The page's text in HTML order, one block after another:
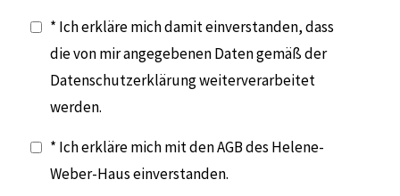
* Ich erkläre mich damit einverstanden, dass
die von mir angegebenen Daten gemäß der
Datenschutzerklärung weiterverarbeitet
werden.
* Ich erkläre mich mit den AGB des Helene-
Weber-Haus einverstanden.